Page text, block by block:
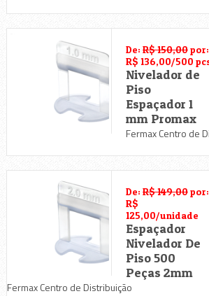
De: R$ 150,00por:
R$ 136,00/500
Nivelador de
Piso
Espaçador 1
mm Promax
Fermax Centro de
De: R$ 149,00por:
R$
125,00/unidade
Espaçador
Nivelador De
Piso 500
Peças 2mm
Fermax Centro de Distribuição